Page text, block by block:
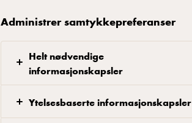
Administrer samtykkepreferanser
Helt nødvendige
informasjonskapsler
Ytelsesbaserte informasjonskapsler